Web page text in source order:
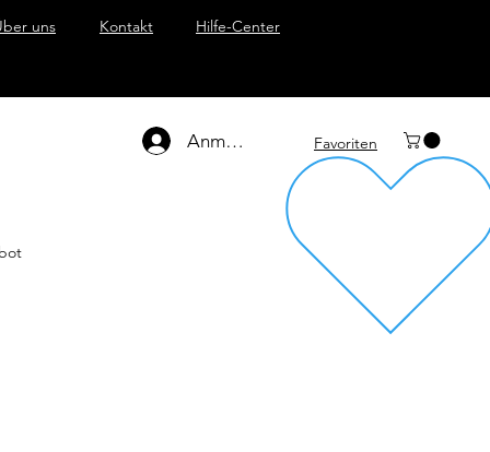
uns Kontakt Hilfe-Center
Anmelden Favoriten